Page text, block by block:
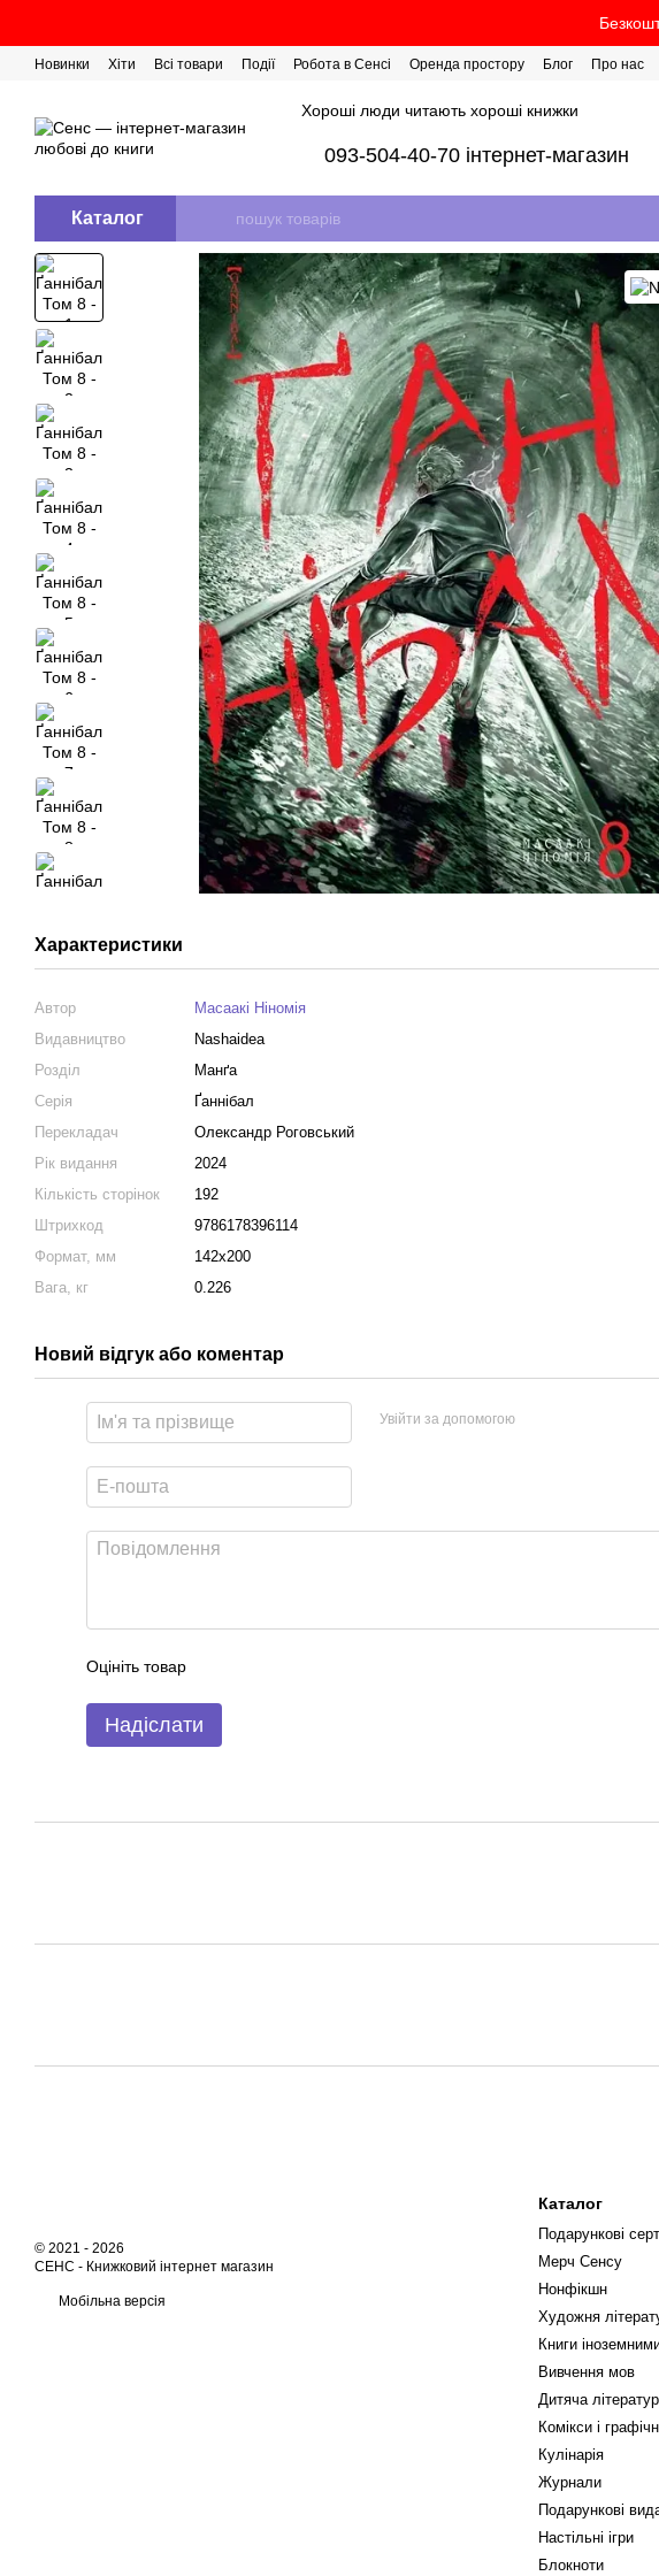
Новинки Хіти Всі товари Події Робота в Сенсі Оренда простору Блог Про нас
Хороші люди читають хороші книжки
093-504-40-70 інтернет-магазин
Каталог
Характеристики
Автор
Масаакі Ніномія
Видавництво
Nashaidea
Розділ
Манґа
Серія
Ґаннібал
Перекладач
Олександр Роговський
Рік видання
2024
Кількість сторінок
192
Штрихкод
9786178396114
Формат, мм
142х200
Вага, кг
0.226
Новий відгук або коментар
Увійти за допомогою
Оцініть товар
Надіслати
© 2021 - 2026
СЕНС - Книжковий інтернет магазин
Мобільна версія
Каталог
Подарункові
Мерч Сенсу
Нонфікшн
Художня
Книги
Вивчення мов
Дитяча
Комікси і
Кулінарія
Журнали
Подарункові
Настільні ігри
Блокноти